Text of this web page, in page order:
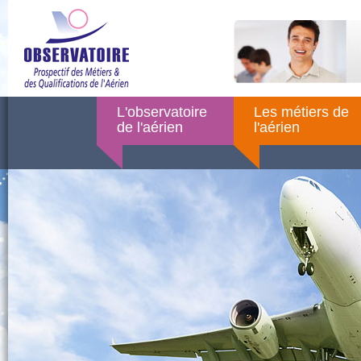
L'observatoire
de l'aérien
Les métiers de
l'aérien